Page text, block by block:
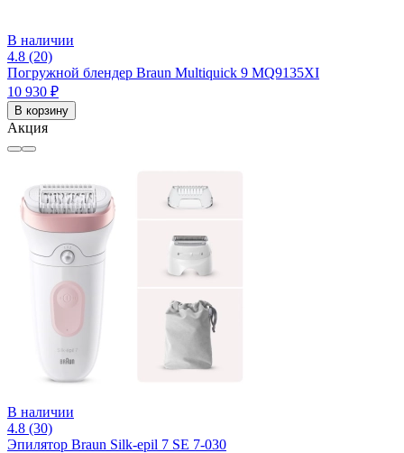
В наличии
4.8 (20)
Погружной блендер Braun Multiquick 9 MQ9135XI
10 930 ₽
В корзину
Акция
В наличии
4.8 (30)
Эпилятор Braun Silk-epil 7 SE 7-030